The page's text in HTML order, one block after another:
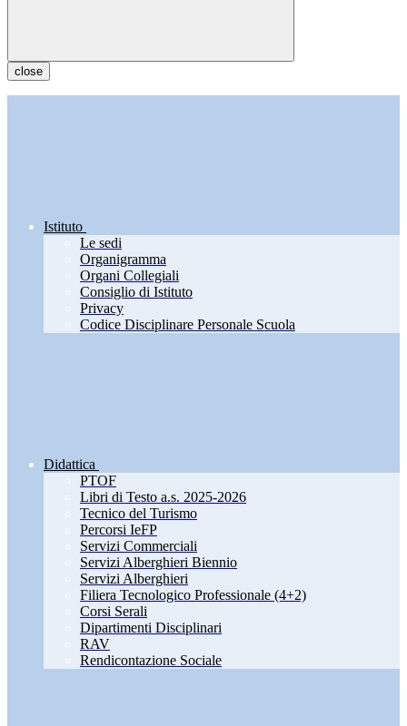
close
Istituto
Le sedi
Organigramma
Organi Collegiali
Consiglio di Istituto
Privacy
Codice Disciplinare Personale Scuola
Didattica
PTOF
Libri di Testo a.s. 2025-2026
Tecnico del Turismo
Percorsi IeFP
Servizi Commerciali
Servizi Alberghieri Biennio
Servizi Alberghieri
Filiera Tecnologico Professionale (4+2)
Corsi Serali
Dipartimenti Disciplinari
RAV
Rendicontazione Sociale